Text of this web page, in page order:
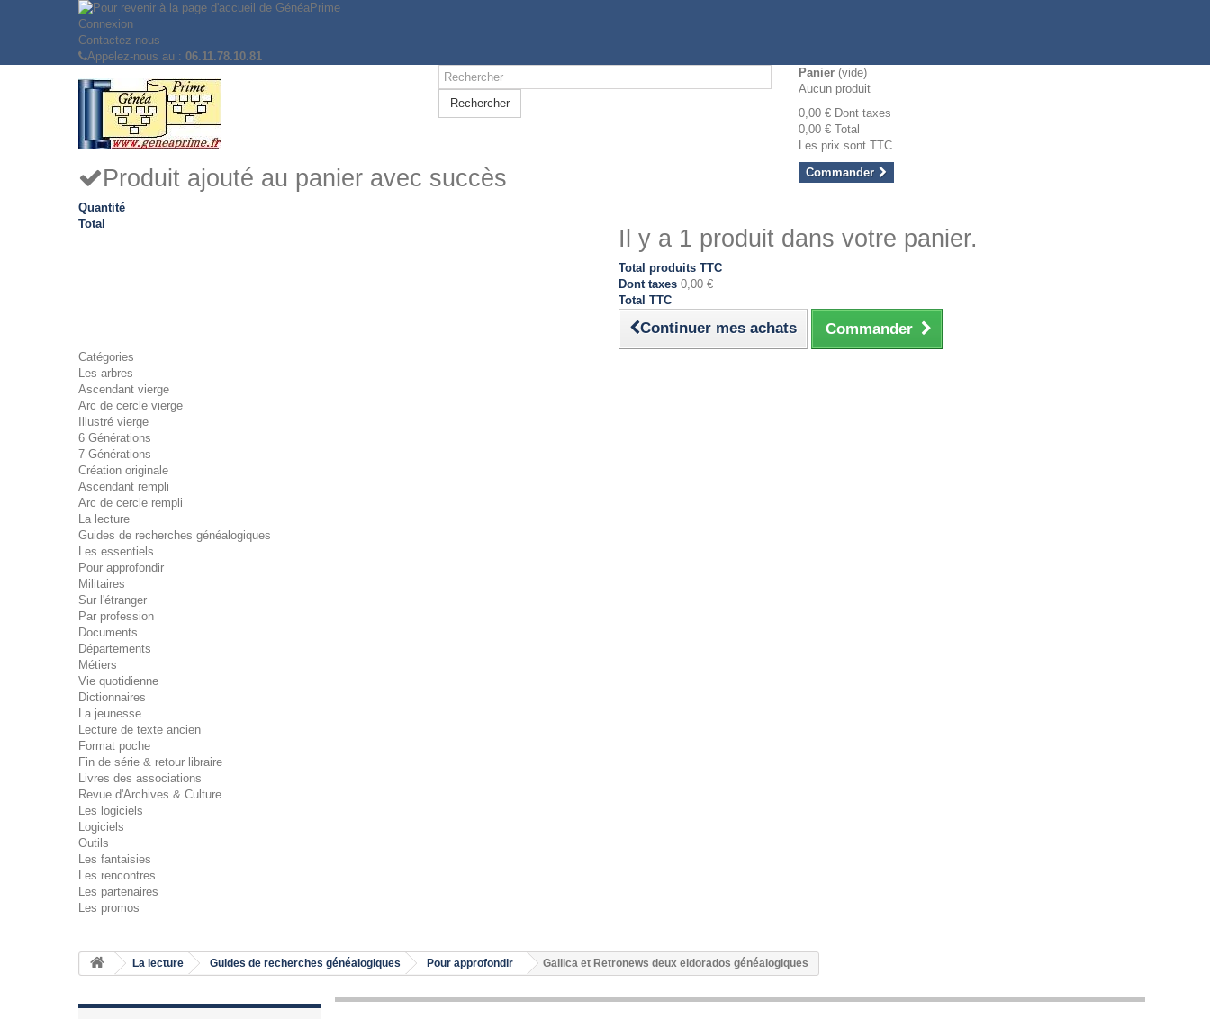
Connexion
Contactez-nous
Appelez-nous au : 06.11.78.10.81
Rechercher
Panier (vide)
Aucun produit
0,00 € Dont taxes
0,00 € Total
Les prix sont TTC
Commander
Produit ajouté au panier avec succès
Quantité
Total
Il y a 1 produit dans votre panier.
Total produits TTC
Dont taxes 0,00 €
Total TTC
Continuer mes achats Commander
Catégories
Les arbres
Ascendant vierge
Arc de cercle vierge
Illustré vierge
6 Générations
7 Générations
Création originale
Ascendant rempli
Arc de cercle rempli
La lecture
Guides de recherches généalogiques
Les essentiels
Pour approfondir
Militaires
Sur l'étranger
Par profession
Documents
Départements
Métiers
Vie quotidienne
Dictionnaires
La jeunesse
Lecture de texte ancien
Format poche
Fin de série & retour libraire
Livres des associations
Revue d'Archives & Culture
Les logiciels
Logiciels
Outils
Les fantaisies
Les rencontres
Les partenaires
Les promos
La lecture Guides de recherches généalogiques Pour approfondir Gallica et Retronews deux eldorados généalogiques